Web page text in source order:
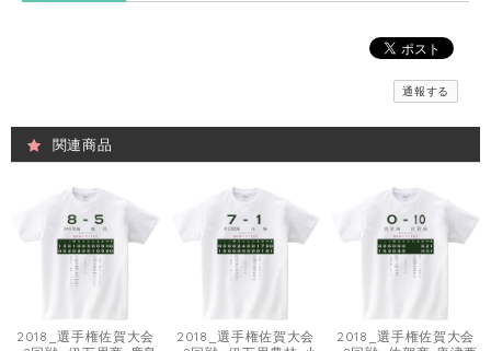
通報する
関連商品
2018_選手権佐賀大会
2018_選手権佐賀大会
2018_選手権佐賀大会